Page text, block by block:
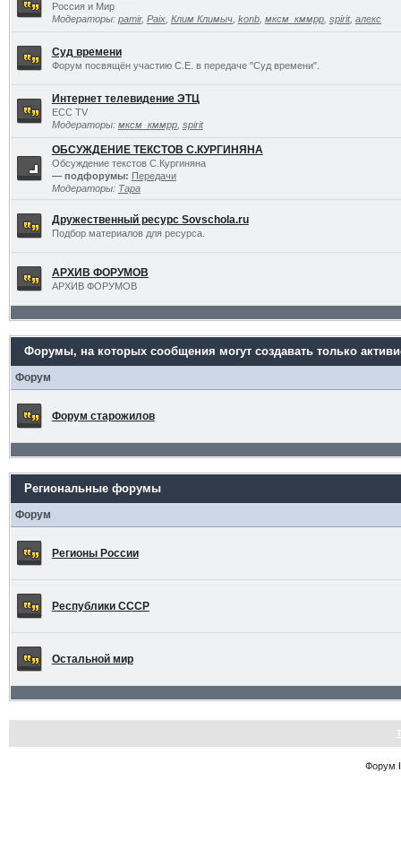
Россия и Мир
Модераторы: pamir, Paix, Клим Климыч, konb, мксм_кммрр, spirit, алекс
Суд времени
Форум посвящён участию С.Е. в передаче "Суд времени".
Интернет телевидение ЭТЦ
ECC TV
Модераторы: мксм_кммрр, spirit
ОБСУЖДЕНИЕ ТЕКСТОВ С.КУРГИНЯНА
Обсуждение текстов С.Кургиняна
— подфорумы: Передачи
Модераторы: Тара
Дружественный ресурс Sovschola.ru
Подбор материалов для ресурса.
АРХИВ ФОРУМОВ
АРХИВ ФОРУМОВ
Форумы, на которых сообщения могут создавать только
Форум
Форум старожилов
Региональные форумы
Форум
Регионы России
Республики СССР
Остальной мир
Форум